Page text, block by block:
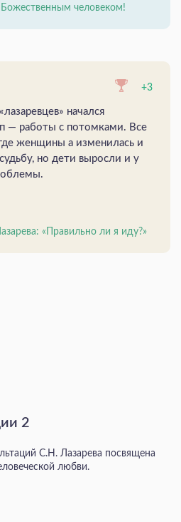
человеком!
+3
начался
— работы с потомками. Все
женщины а изменилась и
но дети выросли и у
«Правильно ли я иду?»
2
С.Н. Лазарева посвящена
любви.